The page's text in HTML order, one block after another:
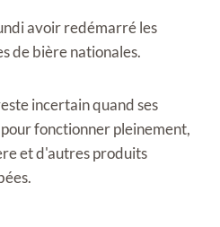
avoir redémarré les
de bière nationales.
incertain quand ses
fonctionner pleinement,
et d'autres produits